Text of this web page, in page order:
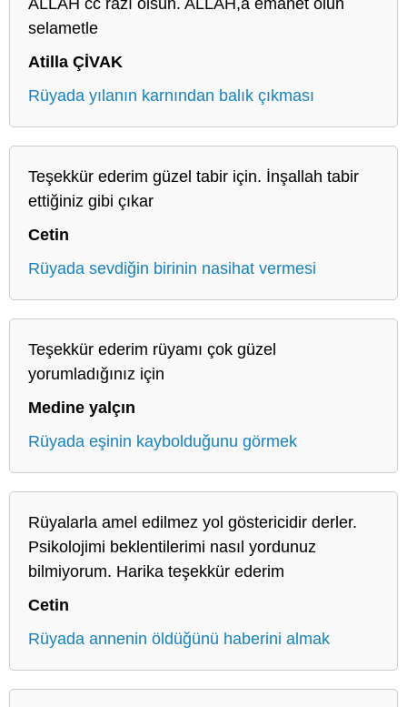
selametle
Atilla ÇİVAK
Rüyada yılanın karnından balık çıkması
Teşekkür ederim güzel tabir için. İnşallah tabir
ettiğiniz gibi çıkar
Cetin
Rüyada sevdiğin birinin nasihat vermesi
Teşekkür ederim rüyamı çok güzel
yorumladığınız için
Medine yalçın
Rüyada eşinin kaybolduğunu görmek
Rüyalarla amel edilmez yol göstericidir derler.
Psikolojimi beklentilerimi nasıl yordunuz
bilmiyorum. Harika teşekkür ederim
Cetin
Rüyada annenin öldüğünü haberini almak